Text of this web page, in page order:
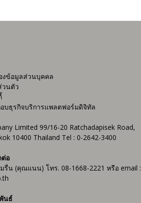
งข้อมูลส่วนบุคคล
วนตัว
บธุรกิจบริการแพลตฟอร์มดิจิทัล
Limited 99/16-20 Ratchadapisek Road,
10400 Thailand Tel : 0-2642-3400
อ
น (คุณแนน) โทร. 08-1668-2221 หรือ email :
นธ์